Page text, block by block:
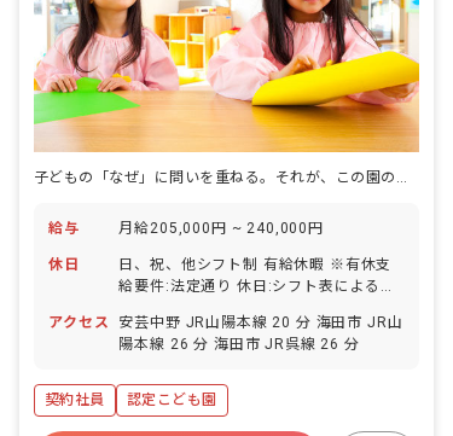
子どもの「なぜ」に問いを重ねる。それが、この園の看護のかたちです。
給与 月給205,000円 ~ 240,000円
休日
日、祝、他シフト制 有給休暇 ※有休支
給要件:法定通り 休日:シフト表による
始 ・年間休日112日
アクセス
安芸中野 JR山陽本線 20 分 海田市 JR山
陽本線 26 分 海田市 JR呉線 26 分
契約社員 認定こども園